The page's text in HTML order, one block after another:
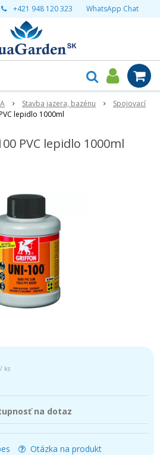
+421 948 120 323 WhatsApp Chat
Stavba jazera, bazénu
Spojovací
lepidlo 1000ml
PVC lepidlo 1000ml
ks
na dotaz
Otázka na produkt